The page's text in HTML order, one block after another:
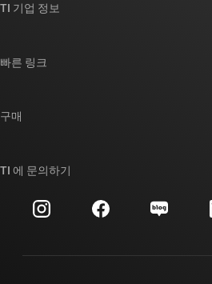
TI 기업 정보
투자 관계
제조
빠른 링크
대체품 검색
고객 지원 센터
구매
주문 FAQ
TI 에 문의하기